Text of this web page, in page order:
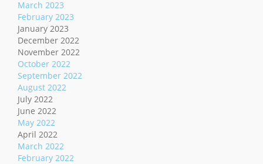
March 2023
February 2023
January 2023
December 2022
November 2022
October 2022
September 2022
August 2022
July 2022
June 2022
May 2022
April 2022
March 2022
February 2022